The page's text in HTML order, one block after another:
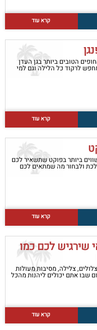
קרא עוד
הטובים ביותר בגן העדן
לרקוד כל הלילה וגם למי
קרא עוד
ביותר בפוקט שתשאיר לכם
ולבחור מה שמתאים לכם
קרא עוד
שירגיש לכם כמו
צלילה, מסיבות מעולות
שבו אתם יכולים ליהנות מהכל
קרא עוד